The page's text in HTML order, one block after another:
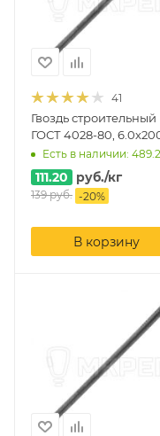
41
Гвоздь строительный
ГОСТ 4028-80,
Есть в наличии:
111.20 руб./кг
139руб. -20%
В корзину